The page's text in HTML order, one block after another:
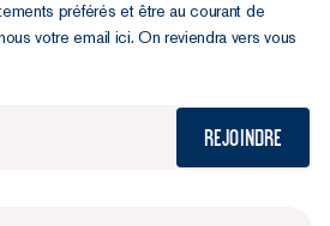
préférés et être au courant de
votre email ici. On reviendra vers vous
Rejoindre